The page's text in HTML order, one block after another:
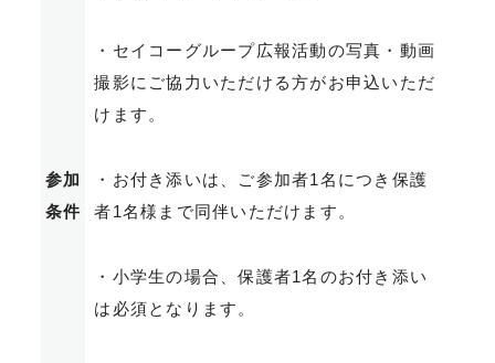
参加
条件
・セイコーグループ広報活動の写真・動画
撮影にご協力いただける方がお申込いただ
けます。
・お付き添いは、ご参加者1名につき保護
者1名様まで同伴いただけます。
・小学生の場合、保護者1名のお付き添い
は必須となります。